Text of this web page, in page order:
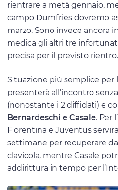
rientrare a metà gennaio,
campo Dumfries dovremo
marzo. Sono invece ancora
medica gli altri tre
precisa per il previsto rientro.
Situazione più semplice per
presenterà all’incontro
(nonostante i 2 diffidati) e
Bernardeschi e Casale. Per
Fiorentina e Juventus
settimane per recuperare
clavicola, mentre Casale
addirittura in tempo per